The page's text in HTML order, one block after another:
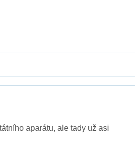
aparátu, ale tady už asi